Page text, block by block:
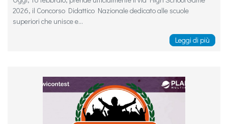
2026, il Concorso Didattico Nazionale dedicato alle scuole
superiori che unisce e...
Leggi di più